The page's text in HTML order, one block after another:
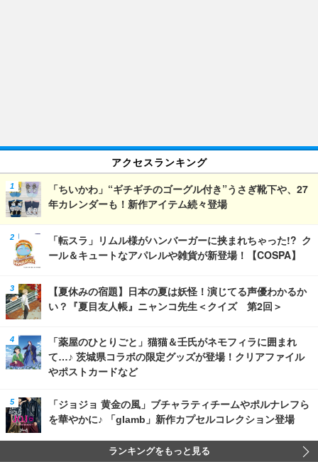
アクセスランキング
「ちいかわ」“ギチギチのゴーグル付き”うさぎ靴下や、27
年カレンダーも！新作アイテム続々登場
「転スラ」リムル様がハンバーガーに挟まれちゃった!? ク
ール＆キュートなアパレルや雑貨が新登場！【COSPA】
【夏休みの宿題】日本の夏は妖怪！演じてる声優わかるか
い？『夏目友人帳』ニャンコ先生＜クイズ 第2回＞
「薬屋のひとりごと」猫猫＆壬氏がネモフィラに囲まれ
て…♪ 茨城県コラボの限定グッズが登場！クリアファイル
やポストカードなど
「ジョジョ 黄金の風」ブチャラティチームやポルナレフら
を華やかに♪ 「glamb」新作カプセルコレクション登場
ランキングをもっと見る